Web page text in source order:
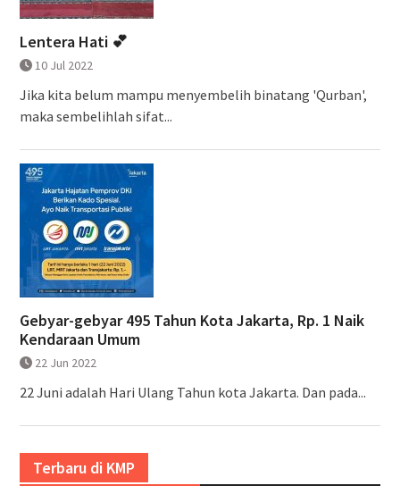
Lentera Hati 💕
10 Jul 2022
Jika kita belum mampu menyembelih binatang 'Qurban',
maka sembelihlah sifat...
Gebyar-gebyar 495 Tahun Kota Jakarta, Rp. 1 Naik
Kendaraan Umum
22 Jun 2022
22 Juni adalah Hari Ulang Tahun kota Jakarta. Dan pada...
Terbaru di KMP